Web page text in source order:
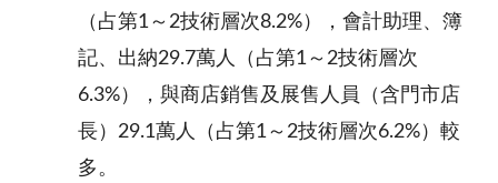
（占第1～ 2技術層次8.2%） ， 會計助理、簿
記、出納29.7萬人（占第1～ 2技術層次
6.3%），與商店銷售及展售人員 （含門市店
長） 29.1萬人（占第1～ 2技術層次6.2%）較
多。